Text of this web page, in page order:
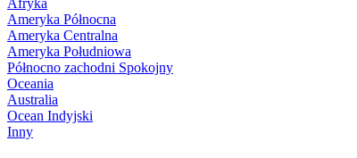
Afryka
Ameryka Północna
Ameryka Centralna
Ameryka Południowa
Północno zachodni Spokojny
Oceania
Australia
Ocean Indyjski
Inny